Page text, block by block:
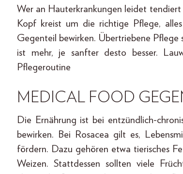
Wer an Hauterkrankungen leidet
Kopf kreist um die richtige Pflege,
Gegenteil bewirken. Übertriebene
ist mehr, je sanfter desto besser.
Pflegeroutine
MEDICAL FOOD
Die Ernährung ist bei entzündlich-
bewirken. Bei Rosacea gilt es,
fördern. Dazu gehören etwa tierisches
Weizen. Stattdessen sollten viele